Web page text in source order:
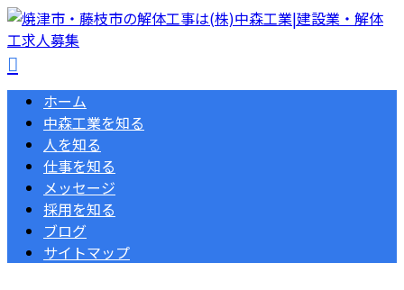
ホーム
中森工業を知る
人を知る
仕事を知る
メッセージ
採用を知る
ブログ
サイトマップ